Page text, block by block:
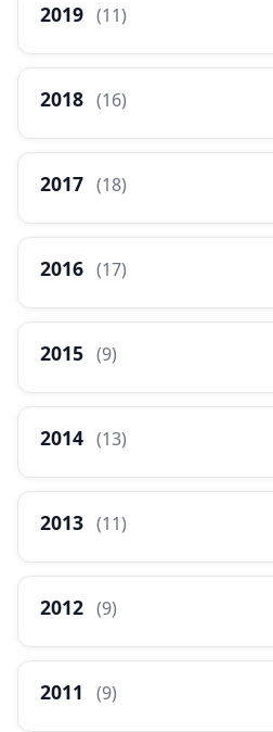
2019 (11)
2018 (16)
2017 (18)
2016 (17)
2015 (9)
2014 (13)
2013 (11)
2012 (9)
2011 (9)